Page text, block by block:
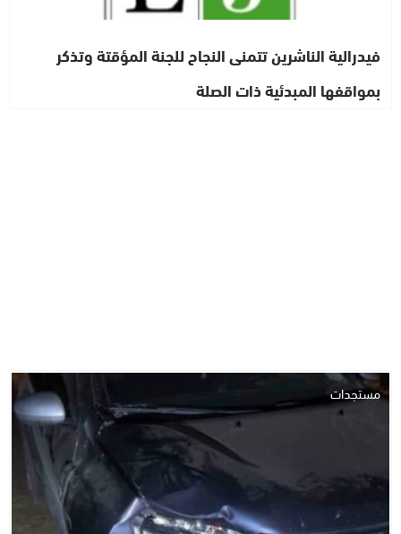
فيدرالية الناشرين تتمنى النجاح للجنة المؤقتة وتذكر
بمواقفها المبدئية ذات الصلة
مستجدات